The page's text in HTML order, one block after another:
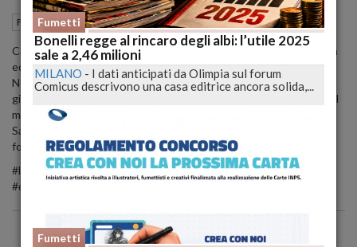
Fumetti L'Aquila (AQ) 24 Ottobre 2023 10:22
Cari Lettori, vi chiedo che ne pensate. Non è che Bonelli ragioni da
editore di fumetti e pensi che quel manuale sia come un albo?
Non posso pensare di aver fatto da founder per un anno, aver
giocato ad un gioco pieno di bug per 10 mesi ed alla fine neanche il
manuale in digitale? Inoltre le stampe di Luca Enoch promesse da
Sarno, oltre a chi ha preso l’edizione fisica, le avete viste voi
founder only digital?
#lucadeejay #dragonero #operaludica #bonelli #sergiobonelli
#draquir #videogioco
Fumetti
Bonelli regge al rincaro degli albi: l’utile 2025
sale a 2,46 milioni
MILANO - I dati anticipati da Olimpia sul forum
Comicus descrivono una casa editrice ancora solida,...
Fumetti